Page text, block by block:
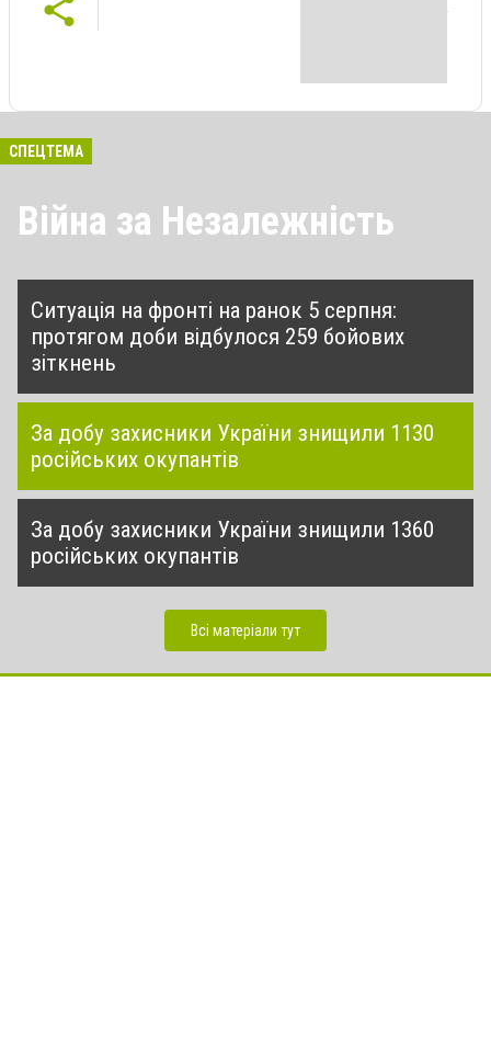
СПЕЦТЕМА
Війна за Незалежність
Ситуація на фронті на ранок 5 серпня:
протягом доби відбулося 259 бойових
зіткнень
За добу захисники України знищили 1130
російських окупантів
За добу захисники України знищили 1360
російських окупантів
Всі матеріали тут